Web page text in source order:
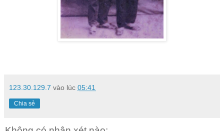
123.30.129.7 vào lúc 05:41
Chia sẻ